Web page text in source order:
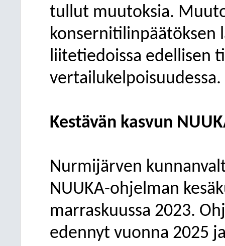
tullut muutoksia.
konsernitilinpäätöksen
liitetiedoissa edellisen
vertailukelpoisuudessa.
Kestävän kasvun
Nurmijärven
NUUKA-ohjelman
marraskuussa 2023.
edennyt vuonna 2025